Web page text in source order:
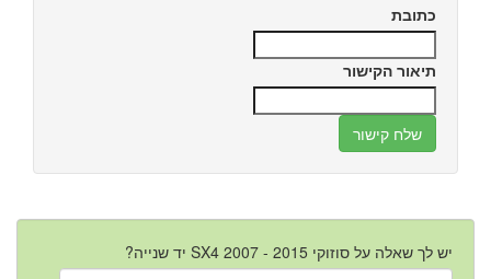
כתובת
תיאור הקישור
יש לך שאלה על סוזוקי SX4 2007 - 2015 יד שנייה?